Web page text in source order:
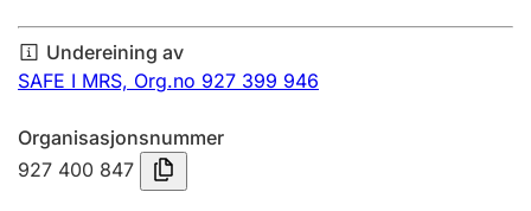
Årsrekneskap
Innsending og forseinkingsgebyr
Tinglysing
Undereining av
SAFE I MRS, Org.no 927 399 946
Organisasjonsnummer
927 400 847